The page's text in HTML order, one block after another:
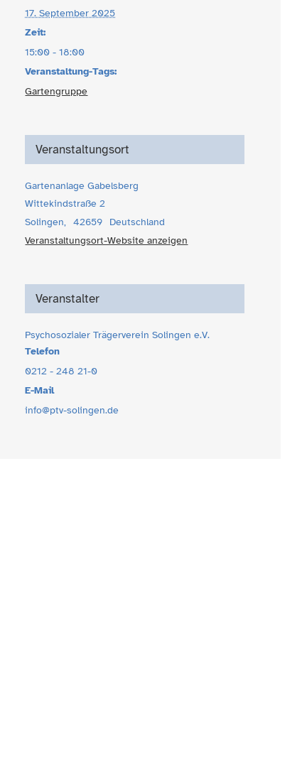
17. September 2025
Zeit:
15:00 - 18:00
Veranstaltung-Tags:
Gartengruppe
Veranstaltungsort
Gartenanlage Gabelsberg
Wittekindstraße 2
Solingen, 42659
Deutschland
Veranstaltungsort-Website anzeigen
Veranstalter
Psychosozialer Trägerverein Solingen e.V.
Telefon
0212 - 248 21-0
E-Mail
info@ptv-solingen.de